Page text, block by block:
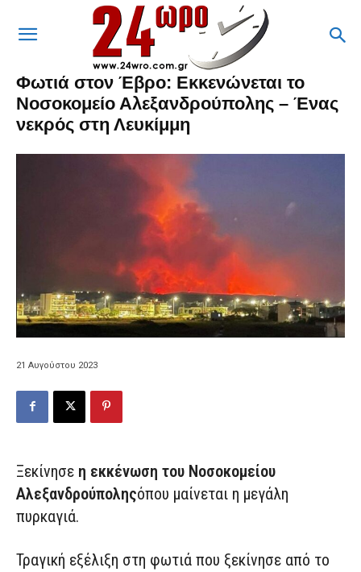
Φωτιά στον Έβρο: Eκκενώνεται το
Νοσοκομείο Αλεξανδρούπολης – Ένας
νεκρός στη Λευκίμμη
21 Αυγούστου 2023
Ξεκίνησε η εκκένωση του Νοσοκομείου
Αλεξανδρούποληςόπου μαίνεται η μεγάλη
πυρκαγιά.
Τραγική εξέλιξη στη φωτιά που ξεκίνησε από το